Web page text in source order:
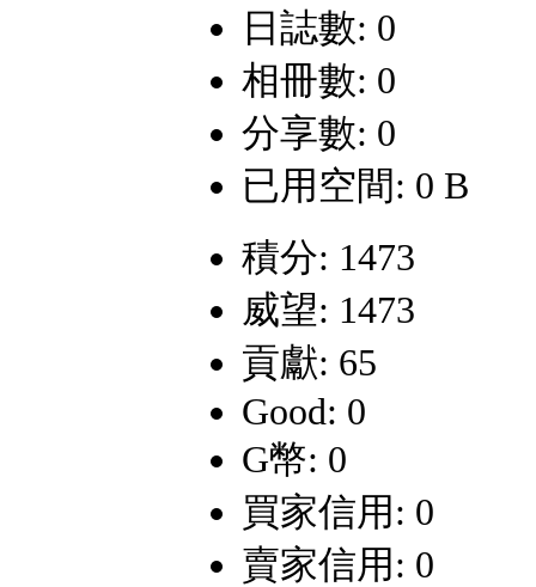
日誌數: 0
相冊數: 0
分享數: 0
已用空間: 0 B
積分: 1473
威望: 1473
貢獻: 65
Good: 0
G幣: 0
買家信用: 0
賣家信用: 0